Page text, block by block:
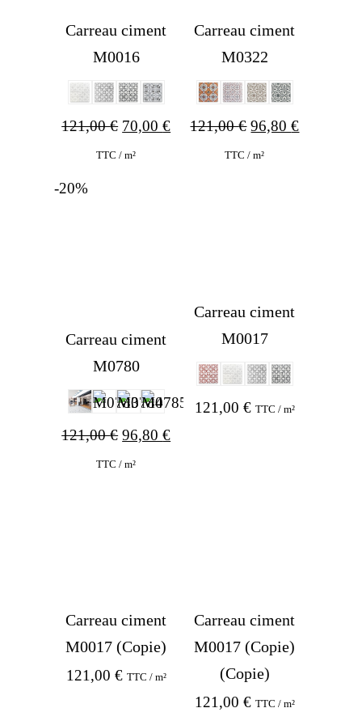
Carreau ciment
M0016
121,00€ Original
price
70,00€Current
TTC / m²
Carreau ciment
M0322
121,00€ Original
price
96,80€Current
TTC / m²
-20%
Carreau ciment
M0780
121,00€ Original
price
96,80€Current
TTC / m²
Carreau ciment
M0017
121,00 € TTC / m²
Carreau ciment
M0017 (Copie)
121,00 € TTC / m²
Carreau ciment
M0017 (Copie)
(Copie)
121,00 € TTC / m²